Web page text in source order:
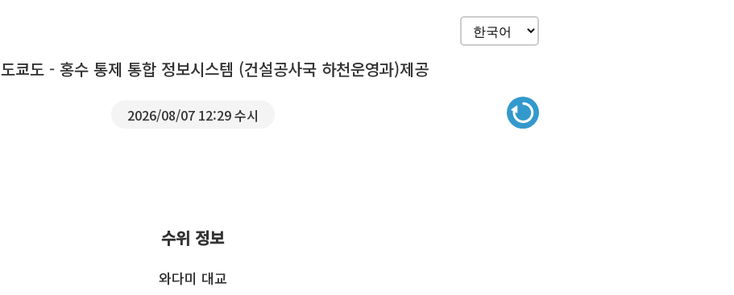
도쿄도 - 홍수 통제 통합 정보시스템 (건설공사국 하천운영과)제공
2026/08/07 12:29 수시
수위 정보
와다미 대교